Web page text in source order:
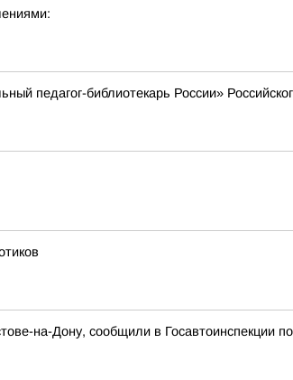
педагог-библиотекарь России»
на-Дону, сообщили в Госавтоинспекции